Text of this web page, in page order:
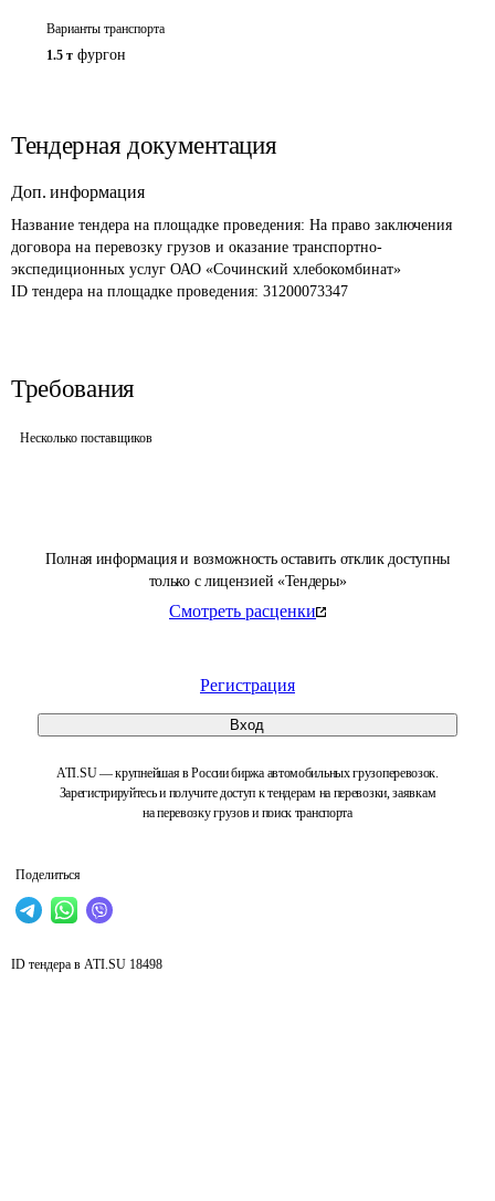
Полная информация и возможность оставить отклик доступны
только с лицензией «Тендеры»
Смотреть расценки
Регистрация
Вход
ATI.SU — крупнейшая в России биржа автомобильных грузоперевозок.
Зарегистрируйтесь и получите доступ к тендерам на перевозки, заявкам
на перевозку грузов и поиск транспорта
Поделиться
Варианты транспорта
1.5 т фургон
Тендерная документация
Доп. информация
Название тендера на площадке проведения: На право заключения
договора на перевозку грузов и оказание транспортно-
экспедиционных услуг ОАО «Сочинский хлебокомбинат»
ID тендера на площадке проведения: 31200073347
Требования
Несколько поставщиков
ID тендера в ATI.SU 18498